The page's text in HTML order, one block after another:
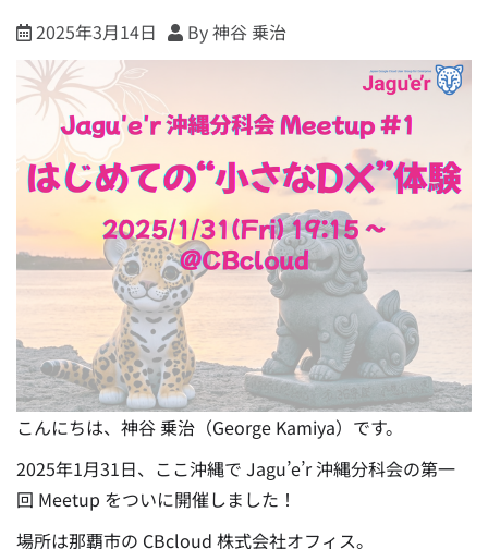
2025年3月14日 By 神谷 乗治
こんにちは、神谷 乗治（George Kamiya）です。
2025年1月31日、ここ沖縄で Jagu’e’r 沖縄分科会の第一
回 Meetup をついに開催しました！
場所は那覇市の CBcloud 株式会社オフィス。